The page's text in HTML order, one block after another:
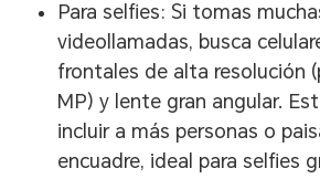
Para selfies: Si tomas
videollamadas, busca
frontales de alta resolución
MP) y lente gran angular.
incluir a más personas o
encuadre, ideal para selfies